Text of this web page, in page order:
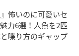
』怖いのに可愛いセ
力6選！人魚を2匹
喋り方のギャップ